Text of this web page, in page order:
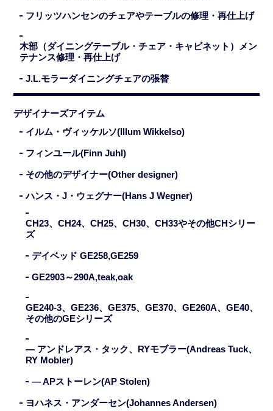
フリッツハンセンのチェアやテーブルの修理・再仕上げ
木部（ダイニングテーブル・チェア・キャビネット）メン
テナンス修理・再仕上げ
J.L.モラーダイニングチェアの張替
デザイナーズアイテム
イルム・ヴィッケルソ(Illum Wikkelso)
フィンユール(Finn Juhl)
その他のデザイナー(Other designer)
ハンス・J・ウェグナー(Hans J Wegner)
CH23、CH24、CH25、CH30、CH33やその他CHシリー
ズ
デイベッド GE258,GE259
GE2903～290A,teak,oak
GE240-3、GE236、GE375、GE370、GE260A、GE40、
その他のGEシリーズ
— アンドレアス・タック、RYモブラー(Andreas Tuck、
RY Mobler)
— APストーレン(AP Stolen)
ヨハネス・アンダーセン(Johannes Andersen)